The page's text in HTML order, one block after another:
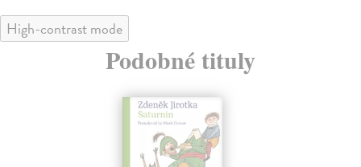
High-contrast mode
Podobné tituly